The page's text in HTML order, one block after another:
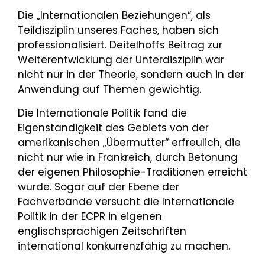
Die „Internationalen Beziehungen“, als
Teildisziplin unseres Faches, haben sich
professionalisiert. Deitelhoffs Beitrag zur
Weiterentwicklung der Unterdisziplin war
nicht nur in der Theorie, sondern auch in der
Anwendung auf Themen gewichtig.
Die Internationale Politik fand die
Eigenständigkeit des Gebiets von der
amerikanischen „Übermutter“ erfreulich, die
nicht nur wie in Frankreich, durch Betonung
der eigenen Philosophie-Traditionen erreicht
wurde. Sogar auf der Ebene der
Fachverbände versucht die Internationale
Politik in der ECPR in eigenen
englischsprachigen Zeitschriften
international konkurrenzfähig zu machen.